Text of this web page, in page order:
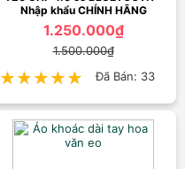
Nhập khẩu CHÍNH HÃNG
1.250.000₫
1.500.000₫
★★★★★
★★★★★ Đã Bán: 33